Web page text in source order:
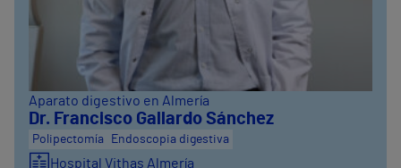
Aparato digestivo en Almería
Dr. Francisco Gallardo Sánchez
Polipectomía Endoscopia digestiva
Hospital Vithas Almería